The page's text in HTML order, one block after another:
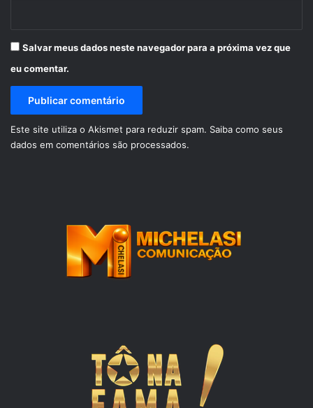
Salvar meus dados neste navegador para a próxima vez que
eu comentar.
Este site utiliza o Akismet para reduzir spam. Saiba como seus
dados em comentários são processados.